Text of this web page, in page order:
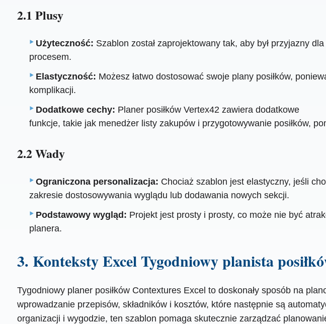
2.1 Plusy
Użyteczność: Szablon został zaprojektowany tak, aby był przyjazny
procesem.
Elastyczność: Możesz łatwo dostosować swoje plany posiłków,
komplikacji.
Dodatkowe cechy: Planer posiłków Vertex42 zawiera dodatkowe
funkcje, takie jak menedżer listy zakupów i przygotowywanie posiłków,
2.2 Wady
Ograniczona personalizacja: Chociaż szablon jest elastyczny, jeśli
zakresie dostosowywania wyglądu lub dodawania nowych sekcji.
Podstawowy wygląd: Projekt jest prosty i prosty, co może nie być
planera.
3. Konteksty Excel Tygodniowy planista
Tygodniowy planer posiłków Contextures Excel to doskonały sposób na
wprowadzanie przepisów, składników i kosztów, które następnie są
organizacji i wygodzie, ten szablon pomaga skutecznie zarządzać